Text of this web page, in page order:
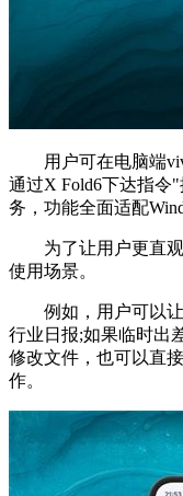
用户可在电脑端
通过X Fold6下达指令
务，功能全面适配
为了让用户更直观
使用场景。
例如，用户可以让
行业日报;如果临时出
修改文件，也可以直
作。